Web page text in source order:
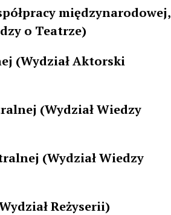
międzynarodowej,
o Teatrze)
(Wydział Aktorski
(Wydział Wiedzy
(Wydział Wiedzy
Reżyserii)